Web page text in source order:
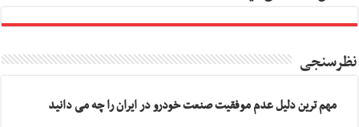
نظرسنجی
مهم ترین دلیل عدم موفقیت صنعت خودرو در ایران را چه می دانید